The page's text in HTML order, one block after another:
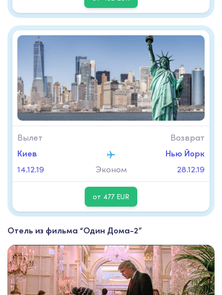
Вылет
Киев
14.12.19
Эконом
Возврат
Нью Йорк
28.12.19
от 477 EUR
Отель из фильма “Один Дома-2”